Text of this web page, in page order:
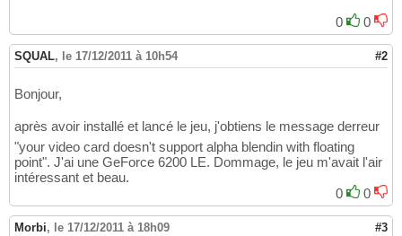
0 0
SQUAL, le 17/12/2011 à 10h54 #2
Bonjour,
après avoir installé et lancé le jeu, j'obtiens le message derreur
"your video card doesn't support alpha blendin with floating
point". J'ai une GeForce 6200 LE. Dommage, le jeu m'avait l'air
intéressant et beau.
0
0
Morbi, le 17/12/2011 à 18h09 #3